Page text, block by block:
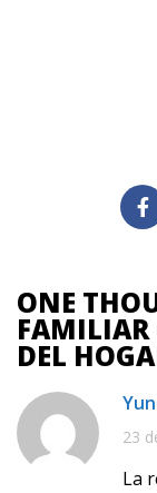
ONE
FAMILIAR
DEL
23
La